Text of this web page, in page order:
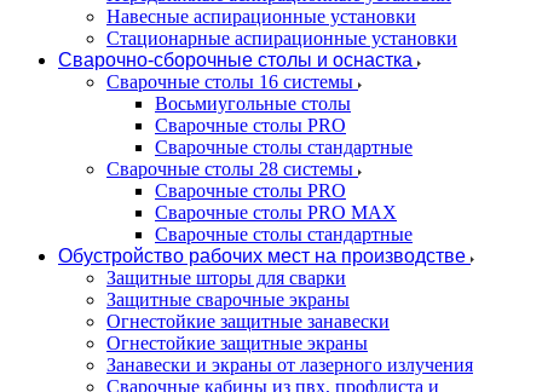
Навесные аспирационные установки
Стационарные аспирационные установки
Сварочно-сборочные столы и оснастка
Сварочные столы 16 системы
Восьмиугольные столы
Сварочные столы PRO
Сварочные столы стандартные
Сварочные столы 28 системы
Сварочные столы PRO
Сварочные столы PRO MAX
Сварочные столы стандартные
Обустройство рабочих мест на производстве
Защитные шторы для сварки
Защитные сварочные экраны
Огнестойкие защитные занавески
Огнестойкие защитные экраны
Занавески и экраны от лазерного излучения
Сварочные кабины из пвх, профлиста и